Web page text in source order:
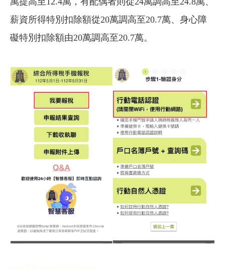
薪資所得特別扣除額從20萬調高至20.7萬、身心障
礙特別扣除額由20萬調高至20.7萬。